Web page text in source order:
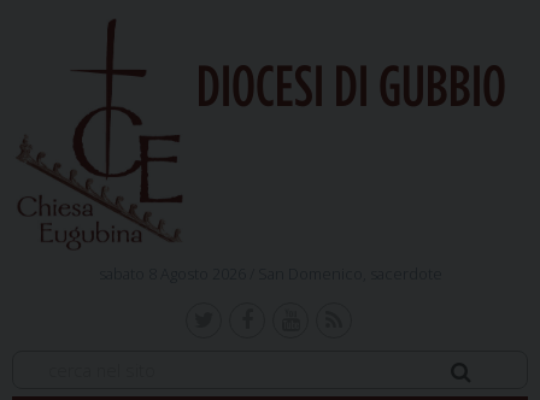
DIOCESI DI GUBBIO